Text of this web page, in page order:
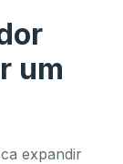
um
expandir